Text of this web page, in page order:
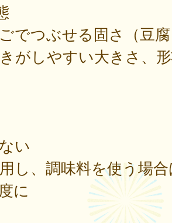
でつぶせる固さ（豆
がしやすい大きさ、
い
し、調味料を使う場
に